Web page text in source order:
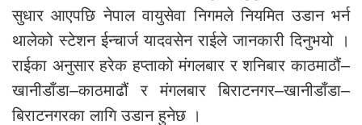
सुधार आएपछि नेपाल वायुसेवा निगमले नियमित उडान भर्न
थालेको स्टेशन ईन्चार्ज यादवसेन राईले जानकारी दिनुभयो ।
राईका अनुसार हरेक हप्ताको मंगलबार र शनिबार काठमाठौं–
खानीडाँडा–काठमाढौं र मंगलबार बिराटनगर–खानीडाँडा–
बिराटनगरका लागि उडान हुनेछ ।